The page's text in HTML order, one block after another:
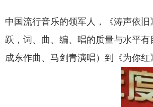
中国流行音乐的领军人，《涛声依
跃，词、曲、编、唱的质量与水平
成东作曲、马剑青演唱）到《为你